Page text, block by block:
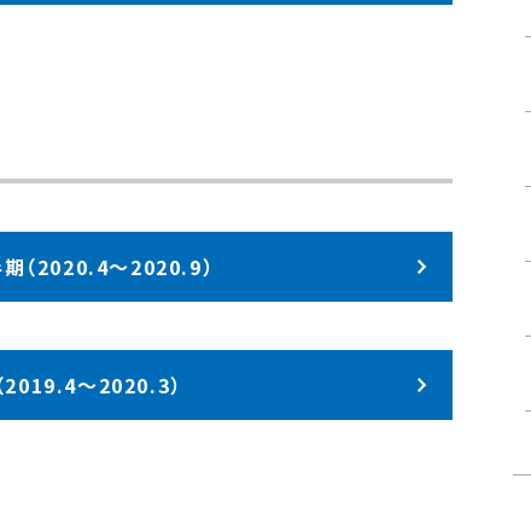
（2020.4～2020.9）
～2020.3）